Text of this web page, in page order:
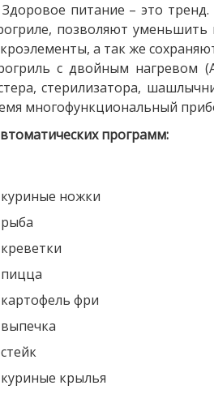
Здоровое питание – это
позволяют
а так же
с двойным нагревом
стерилизатора,
многофункциональный
программ:
куриные ножки
рыба
креветки
пицца
картофель фри
выпечка
стейк
куриные крылья